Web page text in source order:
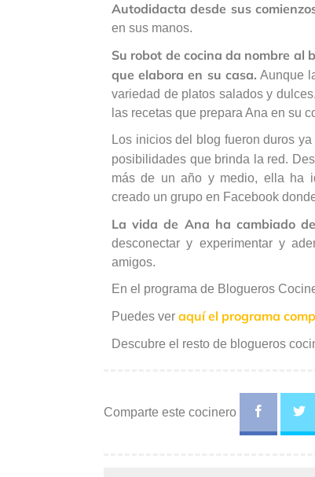
Autodidacta desde sus
en sus manos.
Su robot de cocina da nombre al
que elabora en su casa. Aunque
variedad de platos salados y
las recetas que prepara Ana en su
Los inicios del blog fueron duros
posibilidades que brinda la red.
más de un año y medio, ella ha
creado un grupo en Facebook
La vida de Ana ha cambiado
desconectar y experimentar y
amigos.
En el programa de Blogueros
Puedes ver aquí el programa
Descubre el resto de blogueros
Comparte este cocinero